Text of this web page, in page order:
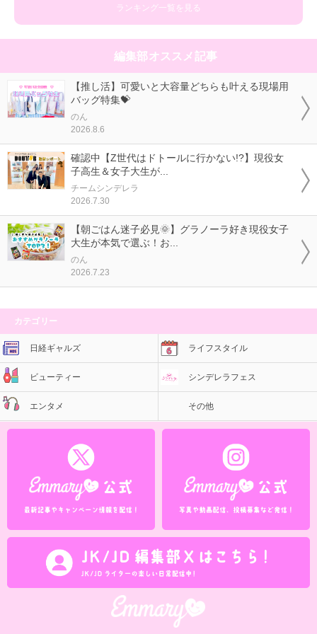
ランキング一覧を見る
編集部オススメ記事
【推し活】可愛いと大容量どちらも叶える現場用
バッグ特集💝
のん
2026.8.6
確認中【Z世代はドトールに行かない!?】現役女
子高生＆女子大生が...
チームシンデレラ
2026.7.30
【朝ごはん迷子必見🌞】グラノーラ好き現役女子
大生が本気で選ぶ！お...
のん
2026.7.23
カテゴリー
日経ギャルズ ライフスタイル
ビューティー シンデレラフェス
エンタメ その他